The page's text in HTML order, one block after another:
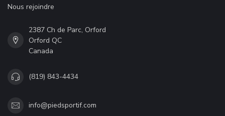
Nous rejoindre
2387 Ch de Parc, Orford
Orford QC
Canada
(819) 843-4434
info@piedsportif.com